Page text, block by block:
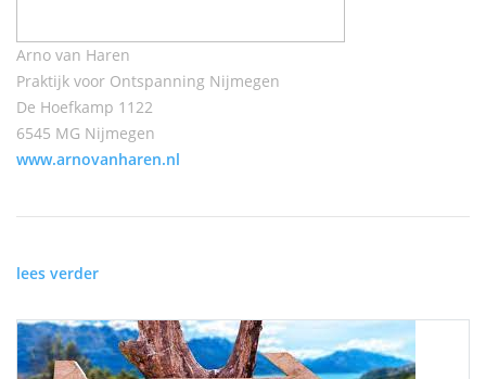
Arno van Haren
Praktijk voor Ontspanning Nijmegen
De Hoefkamp 1122
6545 MG Nijmegen
www.arnovanharen.nl
lees verder